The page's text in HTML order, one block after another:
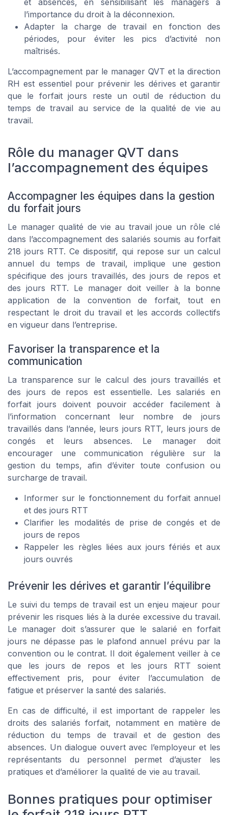
et absences, en sensibilisant les managers à
l’importance du droit à la déconnexion.
Adapter la charge de travail en fonction des
périodes, pour éviter les pics d’activité non
maîtrisés.
L’accompagnement par le manager QVT et la direction
RH est essentiel pour prévenir les dérives et garantir
que le forfait jours reste un outil de réduction du
temps de travail au service de la qualité de vie au
travail.
Rôle du manager QVT dans
l’accompagnement des équipes
Accompagner les équipes dans la gestion
du forfait jours
Le manager qualité de vie au travail joue un rôle clé
dans l’accompagnement des salariés soumis au forfait
218 jours RTT. Ce dispositif, qui repose sur un calcul
annuel du temps de travail, implique une gestion
spécifique des jours travaillés, des jours de repos et
des jours RTT. Le manager doit veiller à la bonne
application de la convention de forfait, tout en
respectant le droit du travail et les accords collectifs
en vigueur dans l’entreprise.
Favoriser la transparence et la
communication
La transparence sur le calcul des jours travaillés et
des jours de repos est essentielle. Les salariés en
forfait jours doivent pouvoir accéder facilement à
l’information concernant leur nombre de jours
travaillés dans l’année, leurs jours RTT, leurs jours de
congés et leurs absences. Le manager doit
encourager une communication régulière sur la
gestion du temps, afin d’éviter toute confusion ou
surcharge de travail.
Informer sur le fonctionnement du forfait annuel
et des jours RTT
Clarifier les modalités de prise de congés et de
jours de repos
Rappeler les règles liées aux jours fériés et aux
jours ouvrés
Prévenir les dérives et garantir l’équilibre
Le suivi du temps de travail est un enjeu majeur pour
prévenir les risques liés à la durée excessive du travail.
Le manager doit s’assurer que le salarié en forfait
jours ne dépasse pas le plafond annuel prévu par la
convention ou le contrat. Il doit également veiller à ce
que les jours de repos et les jours RTT soient
effectivement pris, pour éviter l’accumulation de
fatigue et préserver la santé des salariés.
En cas de difficulté, il est important de rappeler les
droits des salariés forfait, notamment en matière de
réduction du temps de travail et de gestion des
absences. Un dialogue ouvert avec l’employeur et les
représentants du personnel permet d’ajuster les
pratiques et d’améliorer la qualité de vie au travail.
Bonnes pratiques pour optimiser